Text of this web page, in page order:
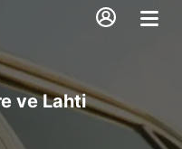
ve Lahti